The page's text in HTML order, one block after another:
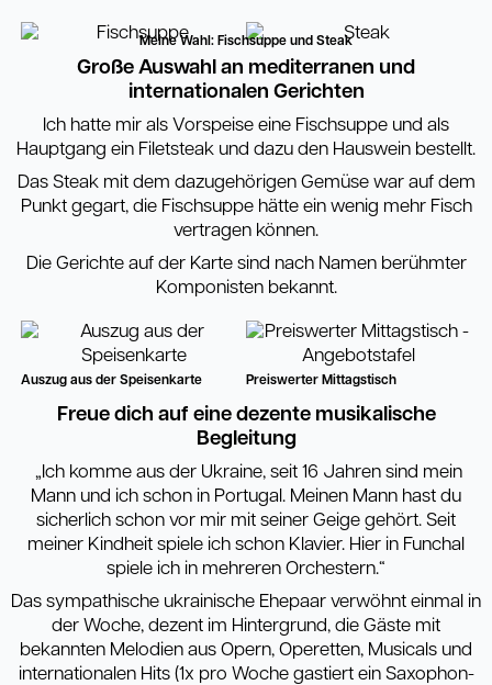
Meine Wahl: Fischsuppe und Steak
Große Auswahl an mediterranen und
internationalen Gerichten
Ich hatte mir als Vorspeise eine Fischsuppe und als
Hauptgang ein Filetsteak und dazu den Hauswein bestellt.
Das Steak mit dem dazugehörigen Gemüse war auf dem
Punkt gegart, die Fischsuppe hätte ein wenig mehr Fisch
vertragen können.
Die Gerichte auf der Karte sind nach Namen berühmter
Komponisten bekannt.
Auszug aus der Speisenkarte Preiswerter Mittagstisch
Freue dich auf eine dezente musikalische
Begleitung
„Ich komme aus der Ukraine, seit 16 Jahren sind mein
Mann und ich schon in Portugal. Meinen Mann hast du
sicherlich schon vor mir mit seiner Geige gehört. Seit
meiner Kindheit spiele ich schon Klavier. Hier in Funchal
spiele ich in mehreren Orchestern.“
Das sympathische ukrainische Ehepaar verwöhnt einmal in
der Woche, dezent im Hintergrund, die Gäste mit
bekannten Melodien aus Opern, Operetten, Musicals und
internationalen Hits (1x pro Woche gastiert ein Saxophon-